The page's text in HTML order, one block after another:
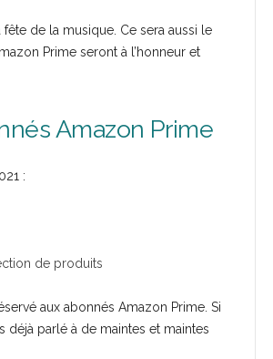
de la musique. Ce sera aussi le
Prime seront à l’honneur et
Amazon Prime
:
de produits
aux abonnés Amazon Prime. Si
parlé à de maintes et maintes